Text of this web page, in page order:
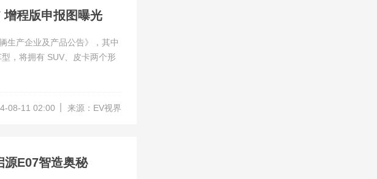
程版申报图曝光
生产企业及产品公告》，其中
，将拥有 SUV、皮卡两个形
来源：EV视界
08-11 02:00
源E07智造奥秘